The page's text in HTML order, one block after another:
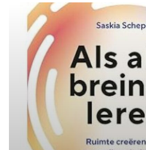
lesgeven in het vo en